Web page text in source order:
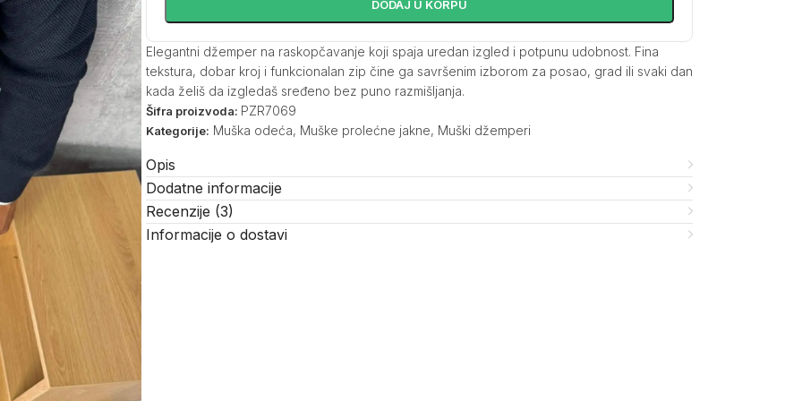
DODAJ U KORPU
Elegantni džemper na raskopčavanje koji spaja uredan izgled i potpunu udobnost. Fina
tekstura, dobar kroj i funkcionalan zip čine ga savršenim izborom za posao, grad ili svaki dan
kada želiš da izgledaš sređeno bez puno razmišljanja.
Šifra proizvoda: PZR7069
Kategorije: Muška odeća, Muške prolećne jakne, Muški džemperi
Opis
Dodatne informacije
Recenzije (3)
Informacije o dostavi